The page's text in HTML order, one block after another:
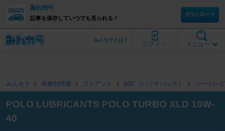
記事を保存していつでも見られる！
ダウンロード
メニュー
ログイン
みんカラとは？
みんカラ 車種別情報 フィアット 500 （ハッチバック） パーツレ
POLO LUBRICANTS POLO TURBO XLD 10W-
40